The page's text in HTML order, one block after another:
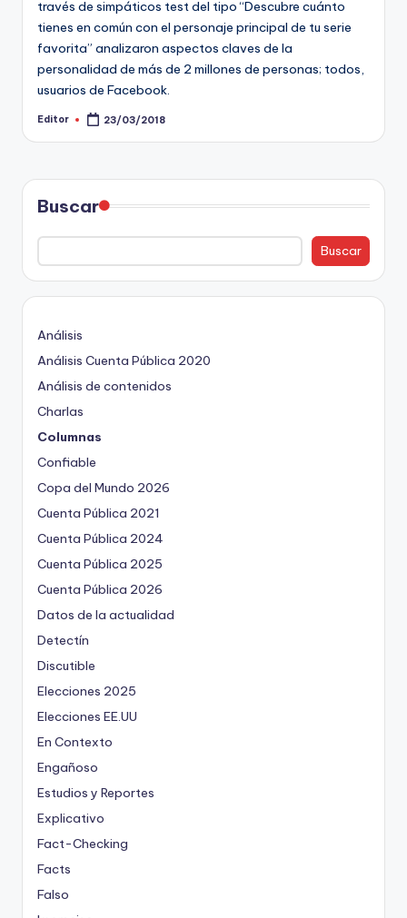
través de simpáticos test del tipo “Descubre cuánto
tienes en común con el personaje principal de tu serie
favorita” analizaron aspectos claves de la
personalidad de más de 2 millones de personas; todos,
usuarios de Facebook.
Publicado
Editor 23/03/2018
Buscar
Buscar
Análisis
Análisis Cuenta Pública 2020
Análisis de contenidos
Charlas
Columnas
Confiable
Copa del Mundo 2026
Cuenta Pública 2021
Cuenta Pública 2024
Cuenta Pública 2025
Cuenta Pública 2026
Datos de la actualidad
Detectín
Discutible
Elecciones 2025
Elecciones EE.UU
En Contexto
Engañoso
Estudios y Reportes
Explicativo
Fact-Checking
Facts
Falso